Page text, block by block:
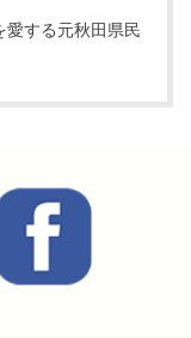
愛する元秋田県民